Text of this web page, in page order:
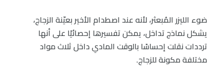
ضوء الليزر المُبعثر، لأنه عند اصطدام الأخير بعيّنة الزجاج،
يشكل نماذج تداخل، يمكن تفسيرها إحصائيًا على أنها
ترددات نقلت إحساسًا بالوقت المادي داخل ثلاث مواد
مختلفة مكونة للزجاج.